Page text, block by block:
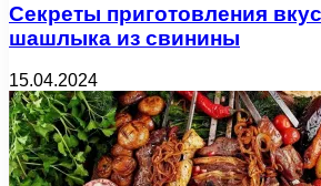
Секреты приготовления
шашлыка из свинины
15.04.2024